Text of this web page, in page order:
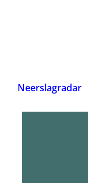
Neerslagradar